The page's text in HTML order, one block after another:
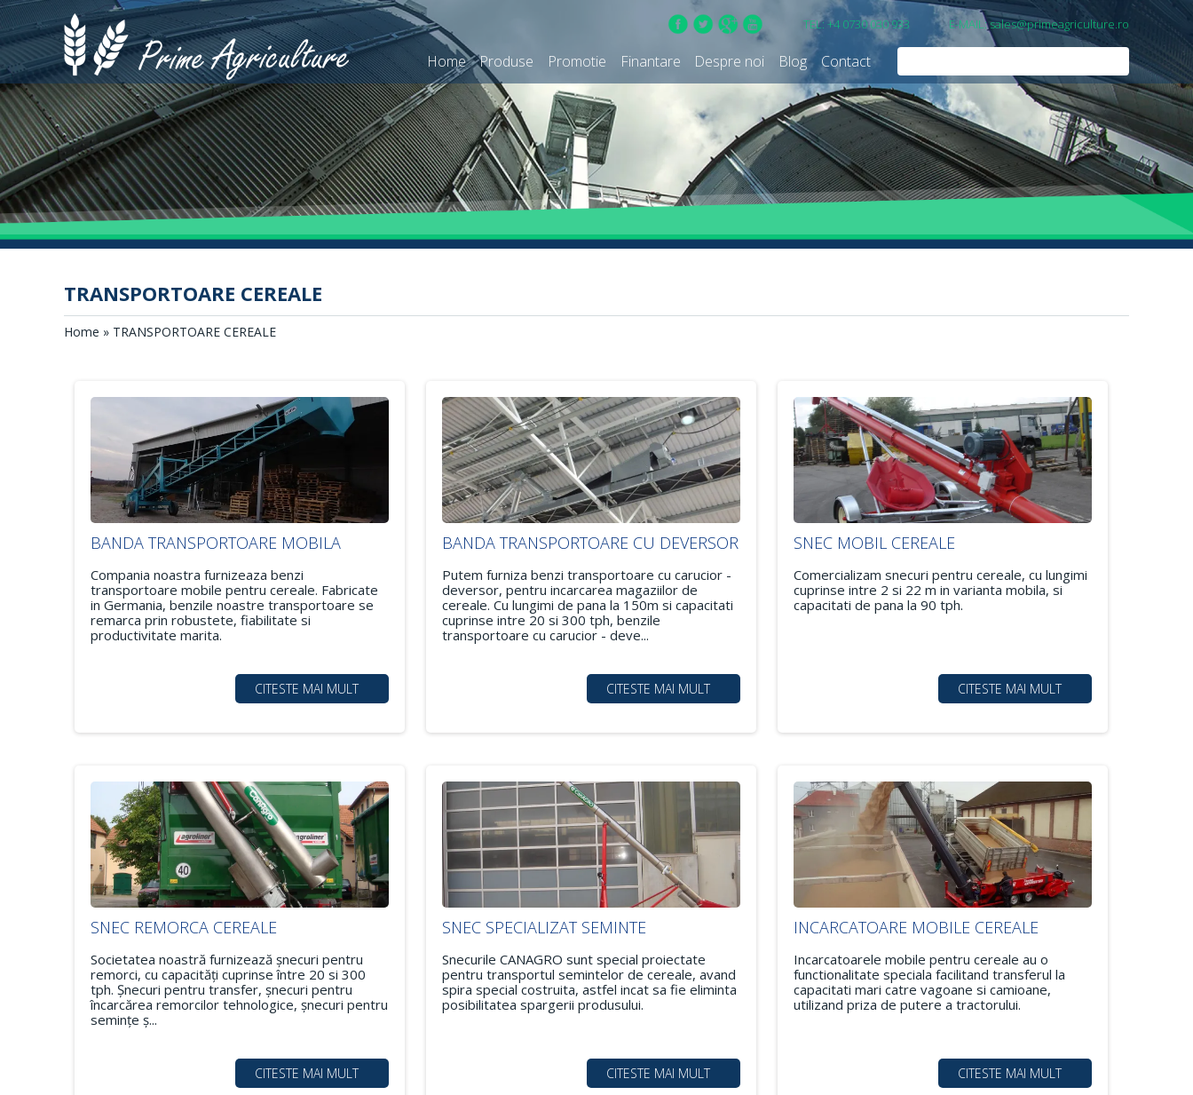
E-MAIL: sales@primeagriculture.ro
TEL: +4 0730 030 933
Home Produse Promotie Finantare Despre noi Blog Contact
TRANSPORTOARE CEREALE
Home » TRANSPORTOARE CEREALE
BANDA TRANSPORTOARE MOBILA
Compania noastra furnizeaza benzi
transportoare mobile pentru cereale. Fabricate
in Germania, benzile noastre transportoare se
remarca prin robustete, fiabilitate si
productivitate marita.
CITESTE MAI MULT
BANDA TRANSPORTOARE CU DEVERSOR
Putem furniza benzi transportoare cu carucior -
deversor, pentru incarcarea magaziilor de
cereale. Cu lungimi de pana la 150m si capacitati
cuprinse intre 20 si 300 tph, benzile
transportoare cu carucior - deve...
CITESTE MAI MULT
SNEC MOBIL CEREALE
Comercializam snecuri pentru cereale, cu lungimi
cuprinse intre 2 si 22 m in varianta mobila, si
capacitati de pana la 90 tph.
CITESTE MAI MULT
SNEC REMORCA CEREALE
Societatea noastră furnizează şnecuri pentru
remorci, cu capacităţi cuprinse între 20 si 300
tph. Şnecuri pentru transfer, şnecuri pentru
încarcărea remorcilor tehnologice, şnecuri pentru
seminţe ş...
CITESTE MAI MULT
SNEC SPECIALIZAT SEMINTE
Snecurile CANAGRO sunt special proiectate
pentru transportul semintelor de cereale, avand
spira special costruita, astfel incat sa fie eliminta
posibilitatea spargerii produsului.
CITESTE MAI MULT
INCARCATOARE MOBILE CEREALE
Incarcatoarele mobile pentru cereale au o
functionalitate speciala facilitand transferul la
capacitati mari catre vagoane si camioane,
utilizand priza de putere a tractorului.
CITESTE MAI MULT